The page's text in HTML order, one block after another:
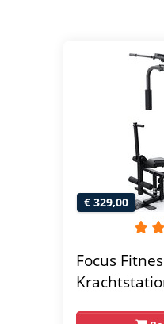
€ 329,00
Focus